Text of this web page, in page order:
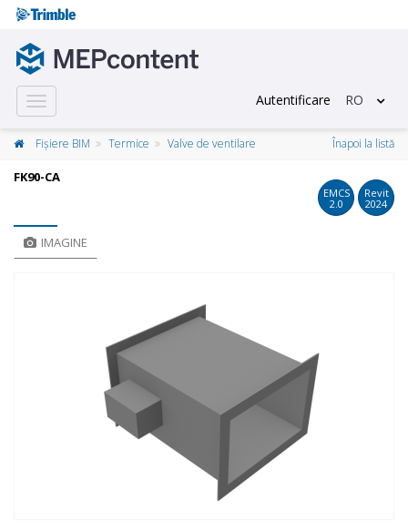
Toggle
navigation
Autentificare RO
Fișiere BIM Termice Valve de ventilare Înapoi la listă
FK90-CA
EMCS
2.0
Revit
2024
IMAGINE